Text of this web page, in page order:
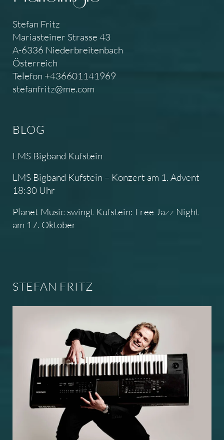
Stefan Fritz
Mariasteiner Strasse 43
A-6336 Niederbreitenbach
Österreich
Telefon +436601141969
stefanfritz@me.com
BLOG
LMS Bigband Kufstein
LMS Bigband Kufstein – Konzert am 1. Advent
18:30 Uhr
Planet Music swingt Kufstein: Free Jazz Night
am 17. Oktober
STEFAN FRITZ